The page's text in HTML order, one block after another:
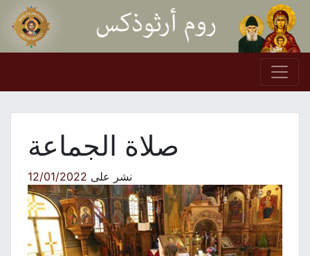
Skip to content
Main Navigation
صلاة الجماعة
نشر على12/01/2022